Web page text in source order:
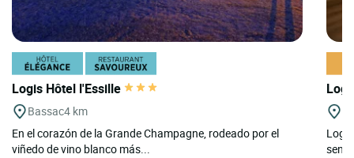
Logis Hôtel l'Essille
Bassac4 km
En el corazón de la Grande Champagne, rodeado por el
viñedo de vino blanco más...